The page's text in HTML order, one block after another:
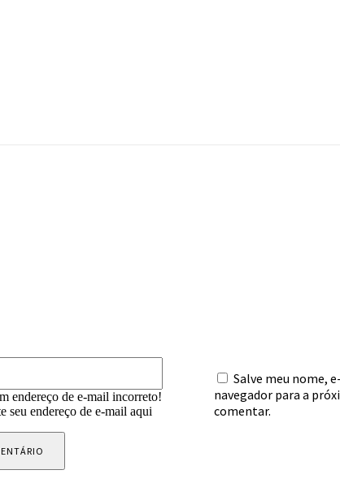
endereço de e-mail incorreto!
seu endereço de e-mail aqui
Salve meu nome,
navegador para a
comentar.